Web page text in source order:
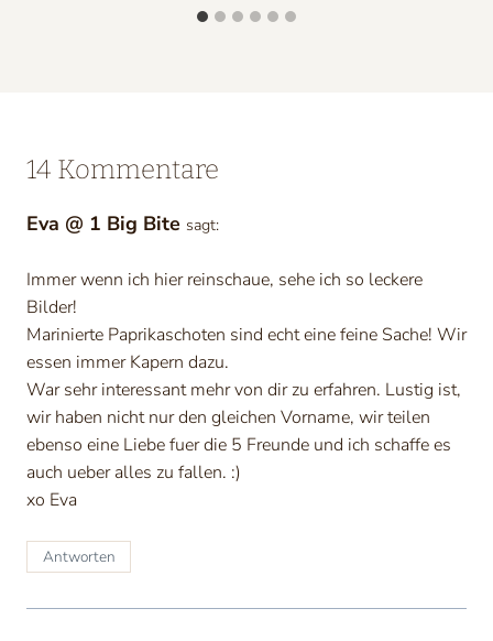
14 Kommentare
Eva @ 1 Big Bite sagt:
Immer wenn ich hier reinschaue, sehe ich so leckere
Bilder!
Marinierte Paprikaschoten sind echt eine feine Sache! Wir
essen immer Kapern dazu.
War sehr interessant mehr von dir zu erfahren. Lustig ist,
wir haben nicht nur den gleichen Vorname, wir teilen
ebenso eine Liebe fuer die 5 Freunde und ich schaffe es
auch ueber alles zu fallen. :)
xo Eva
Antworten